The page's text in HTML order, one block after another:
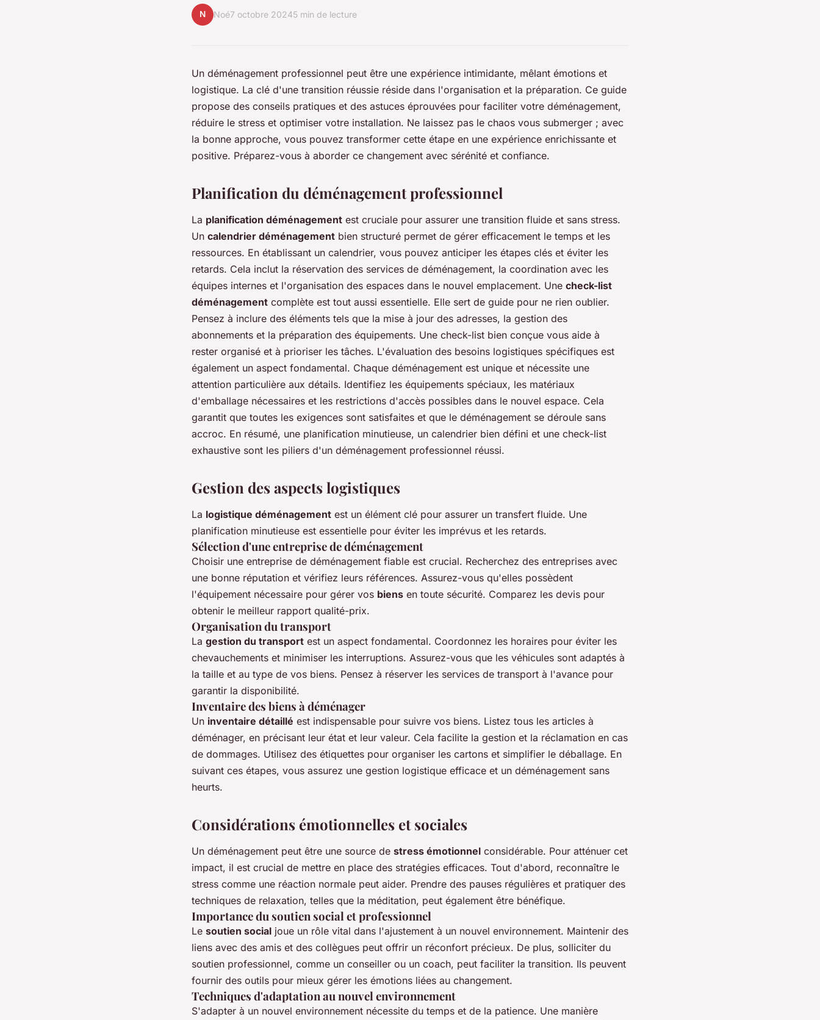
N Noé7 octobre 20245 min de lecture
Un déménagement professionnel peut être une expérience intimidante, mêlant émotions et
logistique. La clé d'une transition réussie réside dans l'organisation et la préparation. Ce guide
propose des conseils pratiques et des astuces éprouvées pour faciliter votre déménagement,
réduire le stress et optimiser votre installation. Ne laissez pas le chaos vous submerger ; avec
la bonne approche, vous pouvez transformer cette étape en une expérience enrichissante et
positive. Préparez-vous à aborder ce changement avec sérénité et confiance.
Planification du déménagement professionnel
La planification déménagement est cruciale pour assurer une transition fluide et sans stress.
Un calendrier déménagement bien structuré permet de gérer efficacement le temps et les
ressources. En établissant un calendrier, vous pouvez anticiper les étapes clés et éviter les
retards. Cela inclut la réservation des services de déménagement, la coordination avec les
équipes internes et l'organisation des espaces dans le nouvel emplacement. Une check-list
déménagement complète est tout aussi essentielle. Elle sert de guide pour ne rien oublier.
Pensez à inclure des éléments tels que la mise à jour des adresses, la gestion des
abonnements et la préparation des équipements. Une check-list bien conçue vous aide à
rester organisé et à prioriser les tâches. L'évaluation des besoins logistiques spécifiques est
également un aspect fondamental. Chaque déménagement est unique et nécessite une
attention particulière aux détails. Identifiez les équipements spéciaux, les matériaux
d'emballage nécessaires et les restrictions d'accès possibles dans le nouvel espace. Cela
garantit que toutes les exigences sont satisfaites et que le déménagement se déroule sans
accroc. En résumé, une planification minutieuse, un calendrier bien défini et une check-list
exhaustive sont les piliers d'un déménagement professionnel réussi.
Gestion des aspects logistiques
La logistique déménagement est un élément clé pour assurer un transfert fluide. Une
planification minutieuse est essentielle pour éviter les imprévus et les retards.
Sélection d'une entreprise de déménagement
Choisir une entreprise de déménagement fiable est crucial. Recherchez des entreprises avec
une bonne réputation et vérifiez leurs références. Assurez-vous qu'elles possèdent
l'équipement nécessaire pour gérer vos biens en toute sécurité. Comparez les devis pour
obtenir le meilleur rapport qualité-prix.
Organisation du transport
La gestion du transport est un aspect fondamental. Coordonnez les horaires pour éviter les
chevauchements et minimiser les interruptions. Assurez-vous que les véhicules sont adaptés à
la taille et au type de vos biens. Pensez à réserver les services de transport à l'avance pour
garantir la disponibilité.
Inventaire des biens à déménager
Un inventaire détaillé est indispensable pour suivre vos biens. Listez tous les articles à
déménager, en précisant leur état et leur valeur. Cela facilite la gestion et la réclamation en cas
de dommages. Utilisez des étiquettes pour organiser les cartons et simplifier le déballage. En
suivant ces étapes, vous assurez une gestion logistique efficace et un déménagement sans
heurts.
Considérations émotionnelles et sociales
Un déménagement peut être une source de stress émotionnel considérable. Pour atténuer cet
impact, il est crucial de mettre en place des stratégies efficaces. Tout d'abord, reconnaître le
stress comme une réaction normale peut aider. Prendre des pauses régulières et pratiquer des
techniques de relaxation, telles que la méditation, peut également être bénéfique.
Importance du soutien social et professionnel
Le soutien social joue un rôle vital dans l'ajustement à un nouvel environnement. Maintenir des
liens avec des amis et des collègues peut offrir un réconfort précieux. De plus, solliciter du
soutien professionnel, comme un conseiller ou un coach, peut faciliter la transition. Ils peuvent
fournir des outils pour mieux gérer les émotions liées au changement.
Techniques d'adaptation au nouvel environnement
S'adapter à un nouvel environnement nécessite du temps et de la patience. Une manière